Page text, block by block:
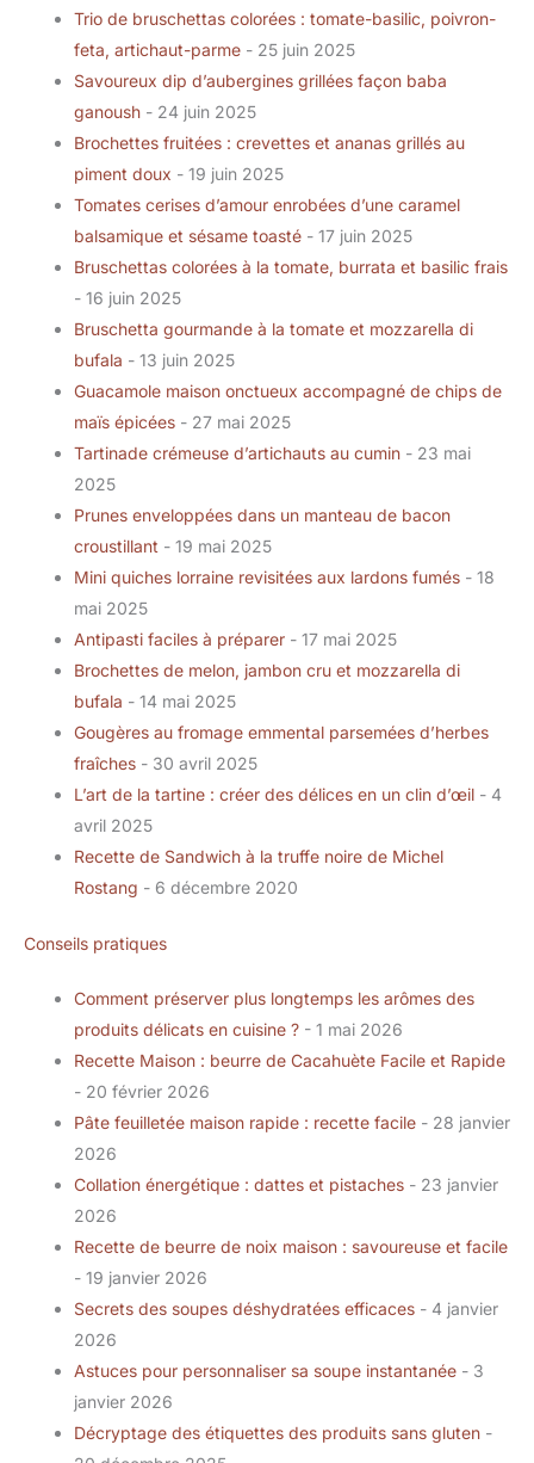
Trio de bruschettas colorées : tomate-basilic, poivron-
feta, artichaut-parme - 25 juin 2025
Savoureux dip d’aubergines grillées façon baba
ganoush - 24 juin 2025
Brochettes fruitées : crevettes et ananas grillés au
piment doux - 19 juin 2025
Tomates cerises d’amour enrobées d’une caramel
balsamique et sésame toasté - 17 juin 2025
Bruschettas colorées à la tomate, burrata et basilic frais
- 16 juin 2025
Bruschetta gourmande à la tomate et mozzarella di
bufala - 13 juin 2025
Guacamole maison onctueux accompagné de chips de
maïs épicées - 27 mai 2025
Tartinade crémeuse d’artichauts au cumin - 23 mai
2025
Prunes enveloppées dans un manteau de bacon
croustillant - 19 mai 2025
Mini quiches lorraine revisitées aux lardons fumés - 18
mai 2025
Antipasti faciles à préparer - 17 mai 2025
Brochettes de melon, jambon cru et mozzarella di
bufala - 14 mai 2025
Gougères au fromage emmental parsemées d’herbes
fraîches - 30 avril 2025
L’art de la tartine : créer des délices en un clin d’œil - 4
avril 2025
Recette de Sandwich à la truffe noire de Michel
Rostang - 6 décembre 2020
Conseils pratiques
Comment préserver plus longtemps les arômes des
produits délicats en cuisine ? - 1 mai 2026
Recette Maison : beurre de Cacahuète Facile et Rapide
- 20 février 2026
Pâte feuilletée maison rapide : recette facile - 28 janvier
2026
Collation énergétique : dattes et pistaches - 23 janvier
2026
Recette de beurre de noix maison : savoureuse et facile
- 19 janvier 2026
Secrets des soupes déshydratées efficaces - 4 janvier
2026
Astuces pour personnaliser sa soupe instantanée - 3
janvier 2026
Décryptage des étiquettes des produits sans gluten -